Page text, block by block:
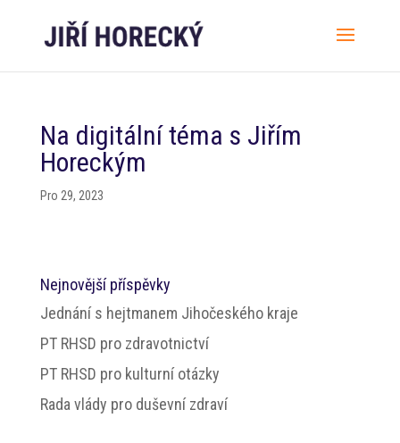
Na digitální téma s Jiřím
Horeckým
Pro 29, 2023
Nejnovější příspěvky
Jednání s hejtmanem Jihočeského kraje
PT RHSD pro zdravotnictví
PT RHSD pro kulturní otázky
Rada vlády pro duševní zdraví